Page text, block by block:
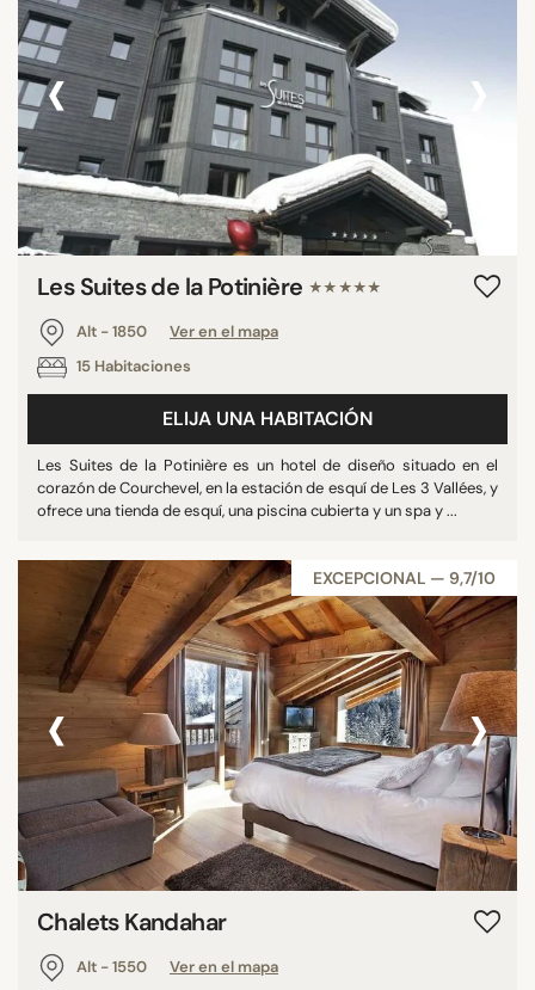
‹ ›
Les Suites de la Potinière ★★★★★
Alt - 1850
Ver en el mapa
15 Habitaciones
ELIJA UNA HABITACIÓN
Les Suites de la Potinière es un hotel de diseño situado en el
corazón de Courchevel, en la estación de esquí de Les 3 Vallées, y
ofrece una tienda de esquí, una piscina cubierta y un spa y ...
EXCEPCIONAL — 9,7/10
‹ ›
Chalets Kandahar
Alt - 1550
Ver en el mapa